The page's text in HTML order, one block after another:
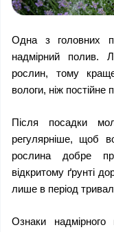
Одна з головних
надмірний полив.
рослин, тому
вологи, ніж постійне
Після посадки
регулярніше, щоб
рослина добре
відкритому ґрунті
лише в період
Ознаки